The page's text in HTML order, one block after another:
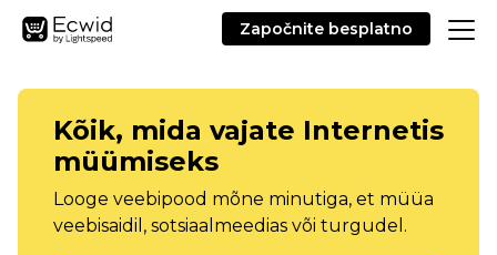
Započnite besplatno
Kõik, mida vajate Internetis
müümiseks
Looge veebipood mõne minutiga, et müüa
veebisaidil, sotsiaalmeedias või turgudel.